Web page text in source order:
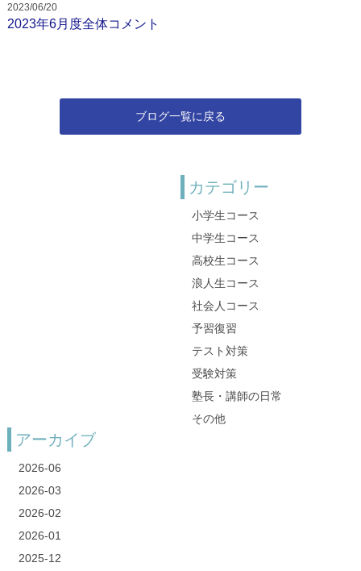
2023/06/20
2023年6月度全体コメント
ブログ一覧に戻る
カテゴリー
小学生コース
中学生コース
高校生コース
浪人生コース
社会人コース
予習復習
テスト対策
受験対策
塾長・講師の日常
その他
アーカイブ
2026-06
2026-03
2026-02
2026-01
2025-12